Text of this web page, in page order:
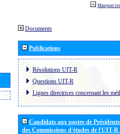
Masquer
Documents
Publications
Résolutions UIT-R
Questions UIT-R
Lignes directrices concernant les
Candidats aux postes de
des Commissions d'études de l'UIT-